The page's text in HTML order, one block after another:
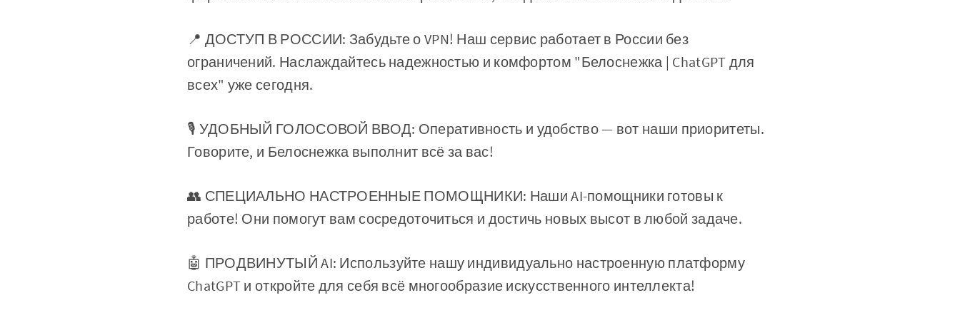
📍 ДОСТУП В РОССИИ: Забудьте о VPN! Наш сервис работает в России без
ограничений. Наслаждайтесь надежностью и комфортом "Белоснежка | ChatGPT для
всех" уже сегодня.
🎙 УДОБНЫЙ ГОЛОСОВОЙ ВВОД: Оперативность и удобство — вот наши приоритеты.
Говорите, и Белоснежка выполнит всё за вас!
👥 СПЕЦИАЛЬНО НАСТРОЕННЫЕ ПОМОЩНИКИ: Наши AI-помощники готовы к
работе! Они помогут вам сосредоточиться и достичь новых высот в любой задаче.
🤖 ПРОДВИНУТЫЙ AI: Используйте нашу индивидуально настроенную платформу
ChatGPT и откройте для себя всё многообразие искусственного интеллекта!